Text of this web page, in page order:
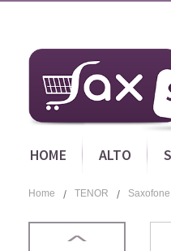
HOME ALTO
Home TENOR Saxofone